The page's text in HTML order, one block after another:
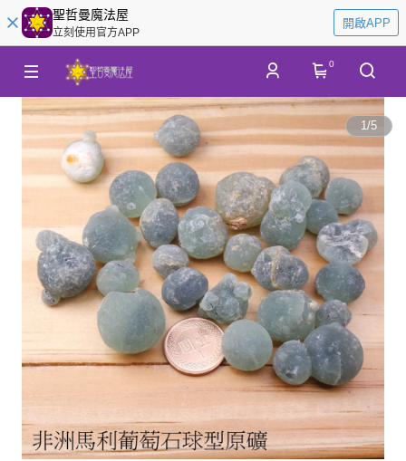
聖哲曼魔法屋
立刻使用官方APP
開啟APP
0
1/5